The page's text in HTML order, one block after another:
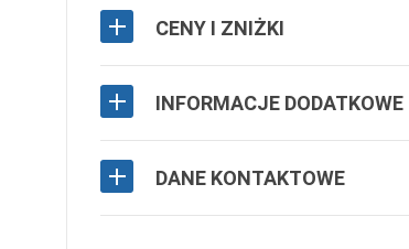
CENY I ZNIŻKI
INFORMACJE DODATKOWE
DANE KONTAKTOWE